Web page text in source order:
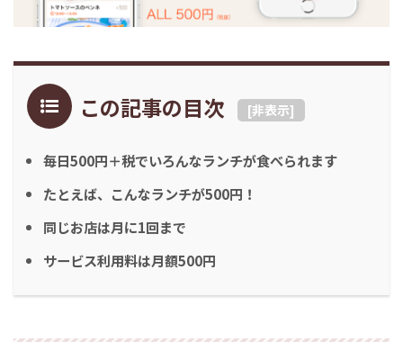
この記事の目次 [非表示]
毎日500円＋税でいろんなランチが食べられます
たとえば、こんなランチが500円！
同じお店は月に1回まで
サービス利用料は月額500円